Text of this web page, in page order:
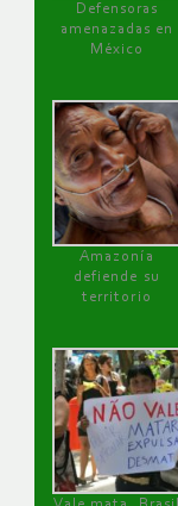
Defensoras
amenazadas en
México
Amazonía
defiende su
territorio